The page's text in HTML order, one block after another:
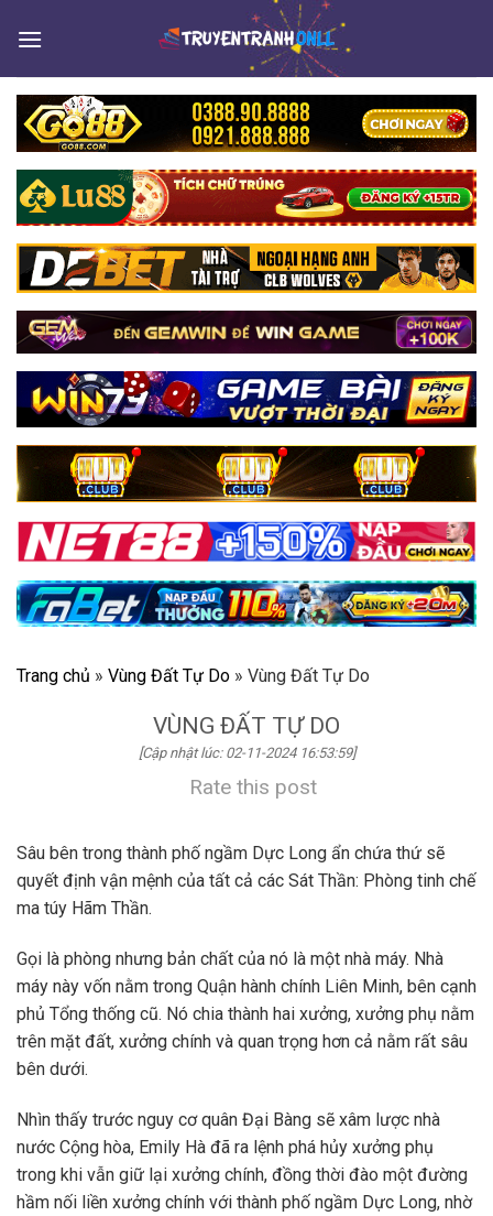
Trang chủ » Vùng Đất Tự Do » Vùng Đất Tự Do
VÙNG ĐẤT TỰ DO
[Cập nhật lúc: 02-11-2024 16:53:59]
Rate this post
Sâu bên trong thành phố ngầm Dực Long ẩn chứa thứ sẽ
quyết định vận mệnh của tất cả các Sát Thần: Phòng tinh chế
ma túy Hãm Thần.
Gọi là phòng nhưng bản chất của nó là một nhà máy. Nhà
máy này vốn nằm trong Quận hành chính Liên Minh, bên cạnh
phủ Tổng thống cũ. Nó chia thành hai xưởng, xưởng phụ nằm
trên mặt đất, xưởng chính và quan trọng hơn cả nằm rất sâu
bên dưới.
Nhìn thấy trước nguy cơ quân Đại Bàng sẽ xâm lược nhà
nước Cộng hòa, Emily Hà đã ra lệnh phá hủy xưởng phụ
trong khi vẫn giữ lại xưởng chính, đồng thời đào một đường
hầm nối liền xưởng chính với thành phố ngầm Dực Long, nhờ